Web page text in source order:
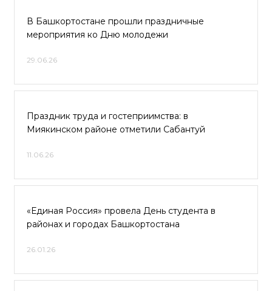
В Башкортостане прошли праздничные
мероприятия ко Дню молодежи
29.06.26
Праздник труда и гостеприимства: в
Миякинском районе отметили Сабантуй
11.06.26
«Единая Россия» провела День студента в
районах и городах Башкортостана
26.01.26